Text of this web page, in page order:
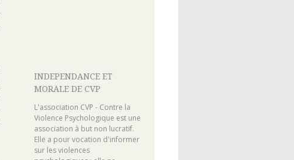
INDEPENDANCE ET
MORALE DE CVP
L'association CVP - Contre la
Violence Psychologique est une
association à but non lucratif.
Elle a pour vocation d'informer
sur les violences